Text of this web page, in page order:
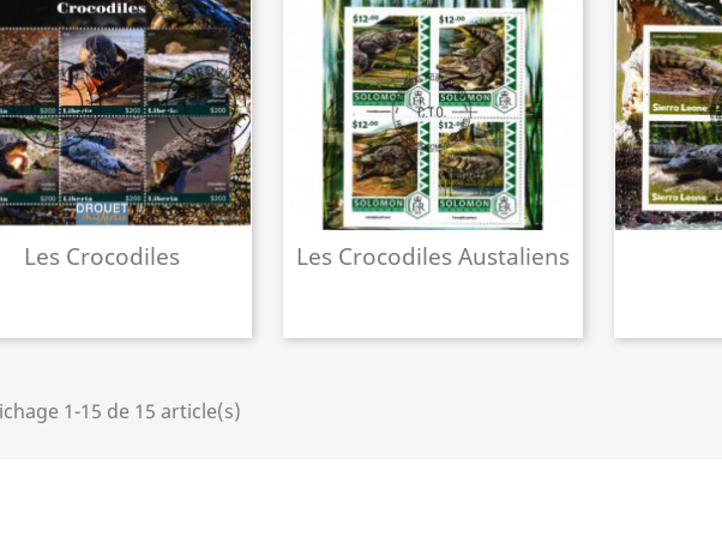
Les Crocodiles Les Crocodiles Austaliens
1-15 de 15 article(s)